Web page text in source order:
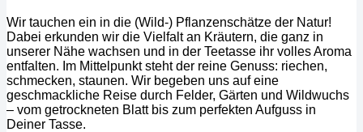
Wir tauchen ein in die (Wild-) Pflanzenschätze der Natur!
Dabei erkunden wir die Vielfalt an Kräutern, die ganz in
unserer Nähe wachsen und in der Teetasse ihr volles Aroma
entfalten. Im Mittelpunkt steht der reine Genuss: riechen,
schmecken, staunen. Wir begeben uns auf eine
geschmackliche Reise durch Felder, Gärten und Wildwuchs
– vom getrockneten Blatt bis zum perfekten Aufguss in
Deiner Tasse.